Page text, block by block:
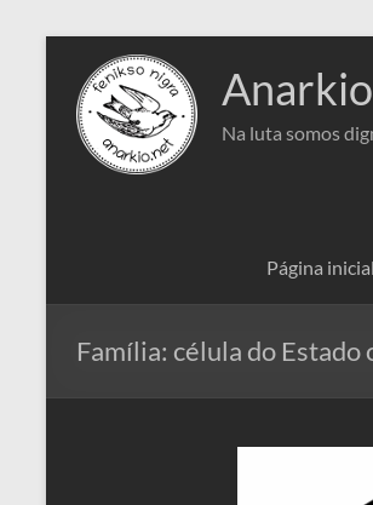
conteúdo
Na luta somos
Página inicial
Família: célula do Estado